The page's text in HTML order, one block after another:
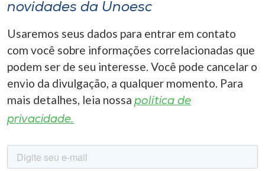
novidades da Unoesc
Usaremos seus dados para entrar em contato
com você sobre informações correlacionadas que
podem ser de seu interesse. Você pode cancelar o
envio da divulgação, a qualquer momento. Para
mais detalhes, leia nossa política de
privacidade.